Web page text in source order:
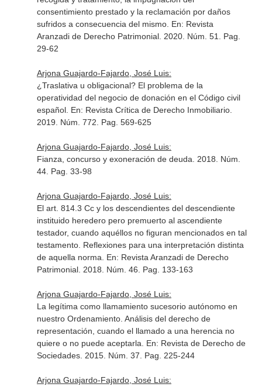
consentimiento prestado y la reclamación por daños
sufridos a consecuencia del mismo. En: Revista
Aranzadi de Derecho Patrimonial. 2020. Núm. 51. Pag.
29-62
Arjona Guajardo-Fajardo, José Luis:
¿Traslativa u obligacional? El problema de la
operatividad del negocio de donación en el Código civil
español. En: Revista Crítica de Derecho Inmobiliario.
2019. Núm. 772. Pag. 569-625
Arjona Guajardo-Fajardo, José Luis:
Fianza, concurso y exoneración de deuda. 2018. Núm.
44. Pag. 33-98
Arjona Guajardo-Fajardo, José Luis:
El art. 814.3 Cc y los descendientes del descendiente
instituido heredero pero premuerto al ascendiente
testador, cuando aquéllos no figuran mencionados en tal
testamento. Reflexiones para una interpretación distinta
de aquella norma. En: Revista Aranzadi de Derecho
Patrimonial. 2018. Núm. 46. Pag. 133-163
Arjona Guajardo-Fajardo, José Luis:
La legítima como llamamiento sucesorio autónomo en
nuestro Ordenamiento. Análisis del derecho de
representación, cuando el llamado a una herencia no
quiere o no puede aceptarla. En: Revista de Derecho de
Sociedades. 2015. Núm. 37. Pag. 225-244
Arjona Guajardo-Fajardo, José Luis: